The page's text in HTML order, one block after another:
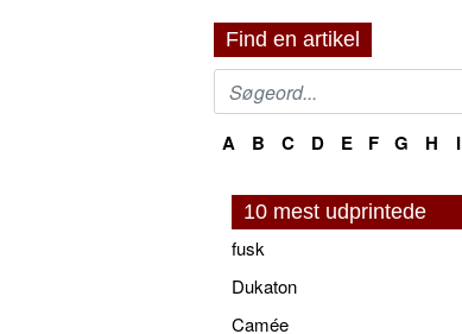
Find en artikel
A B C D E F G H I
10 mest udprintede
fusk
Dukaton
Camée